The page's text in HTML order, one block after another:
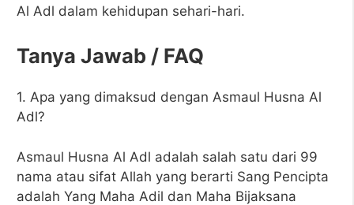
Al Adl dalam kehidupan sehari-hari.
Tanya Jawab / FAQ
1. Apa yang dimaksud dengan Asmaul Husna Al
Adl?
Asmaul Husna Al Adl adalah salah satu dari 99
nama atau sifat Allah yang berarti Sang Pencipta
adalah Yang Maha Adil dan Maha Bijaksana